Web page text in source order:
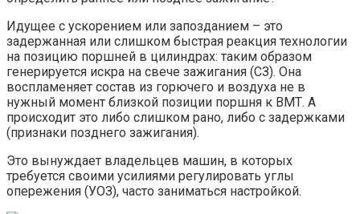
Идущее с ускорением или запозданием – это
задержанная или слишком быстрая реакция технологии
на позицию поршней в цилиндрах: таким образом
генерируется искра на свече зажигания (СЗ). Она
воспламеняет состав из горючего и воздуха не в
нужный момент близкой позиции поршня к ВМТ. А
происходит это либо слишком рано, либо с задержками
(признаки позднего зажигания).
Это вынуждает владельцев машин, в которых
требуется своими усилиями регулировать углы
опережения (УОЗ), часто заниматься настройкой.